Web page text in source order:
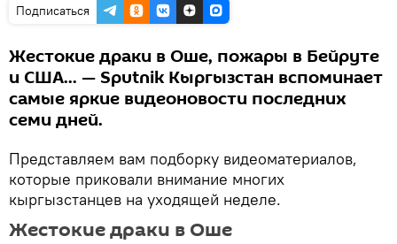
Подписаться
Жестокие драки в Оше, пожары в Бейруте
и США... — Sputnik Кыргызстан вспоминает
самые яркие видеоновости последних
семи дней.
Представляем вам подборку видеоматериалов,
которые приковали внимание многих
кыргызстанцев на уходящей неделе.
Жестокие драки в Оше